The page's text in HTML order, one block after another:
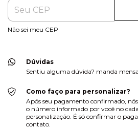
Não sei meu CEP
Dúvidas
Sentiu alguma dúvida? manda
Como faço para personalizar?
Após seu pagamento confirmado,
o número informado por você no
personalização. É só confirmar o
contato.